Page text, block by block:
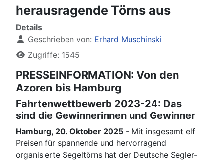
herausragende Törns aus
Details
Geschrieben von: Erhard Muschinski
Zugriffe: 1545
PRESSEINFORMATION: Von den
Azoren bis Hamburg
Fahrtenwettbewerb 2023-24: Das
sind die Gewinnerinnen und Gewinner
Hamburg, 20. Oktober 2025 - Mit insgesamt elf
Preisen für spannende und hervorragend
organisierte Segeltörns hat der Deutsche Segler-